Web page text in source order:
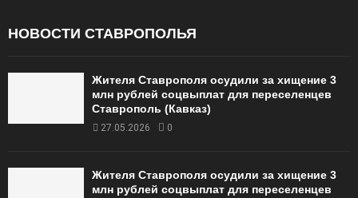
НОВОСТИ СТАВРОПОЛЬЯ
Жителя Ставрополя осудили за хищение 3
млн рублей соцвыплат для переселенцев
Ставрополь (Кавказ)
27.05.2026 0
Жителя Ставрополя осудили за хищение 3
млн рублей соцвыплат для переселенцев